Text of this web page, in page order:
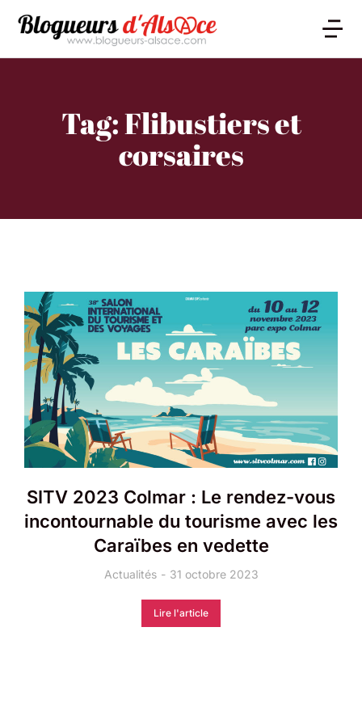
Tag: Flibustiers et
corsaires
SITV 2023 Colmar : Le rendez-vous
incontournable du tourisme avec les
Caraïbes en vedette
Actualités 31 octobre 2023
Lire l'article